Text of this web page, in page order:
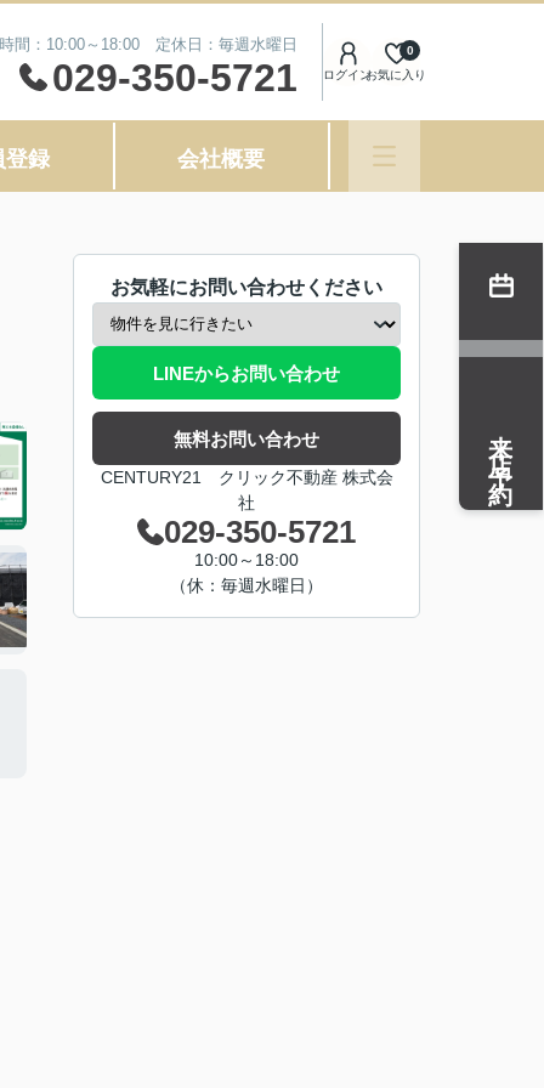
間：10:00～18:00 定休日：毎週水曜日
029-350-5721 ログインお気に入り
0
登録 会社概要
お気軽にお問い合わせください
LINEからお問い合わせ
無料お問い合わせ
CENTURY21 クリック不動産 株式会
社
029-350-5721
10:00～18:00
（休：毎週水曜日）
来店予約